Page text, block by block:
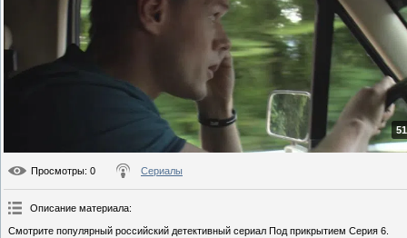
Просмотры: 0 Сериалы
Описание материала:
Смотрите популярный российский детективный сериал Под прикрытием Серия 6.